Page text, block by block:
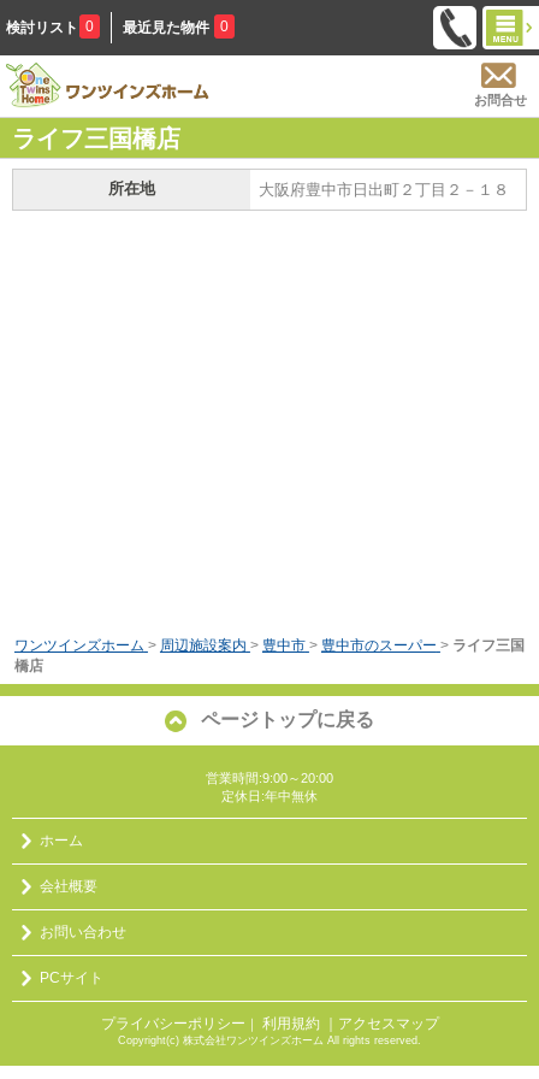
検討リスト 0 最近見た物件 0
お問合せ
ライフ三国橋店
所在地 大阪府豊中市日出町２丁目２－１８
ワンツインズホーム > 周辺施設案内 > 豊中市 > 豊中市のスーパー > ライフ三国
橋店
ページトップに戻る
営業時間:9:00～20:00
定休日:年中無休
ホーム
会社概要
お問い合わせ
PCサイト
プライバシーポリシー ｜ 利用規約 ｜アクセスマップ
Copyright(c) 株式会社ワンツインズホーム All rights reserved.